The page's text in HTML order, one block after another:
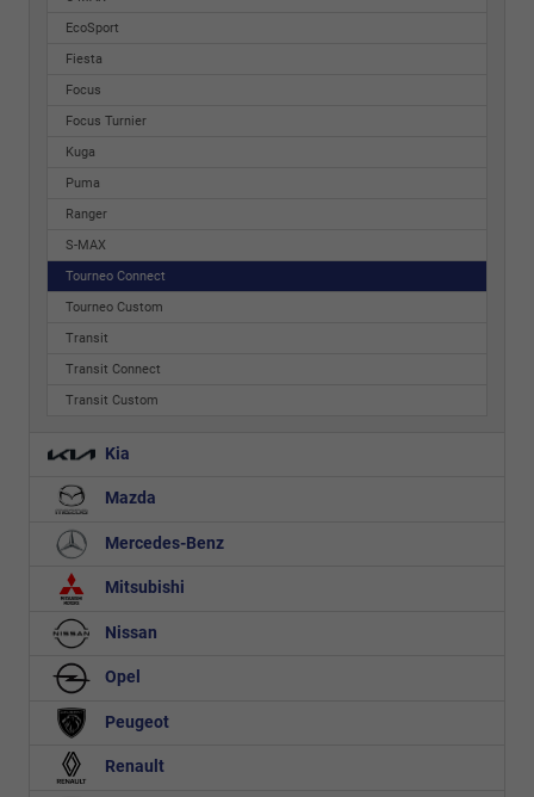
EcoSport
Fiesta
Focus
Focus Turnier
Kuga
Puma
Ranger
S-MAX
Tourneo Connect
Tourneo Custom
Transit
Transit Connect
Transit Custom
Kia
Mazda
Mercedes-Benz
Mitsubishi
Nissan
Opel
Peugeot
Renault